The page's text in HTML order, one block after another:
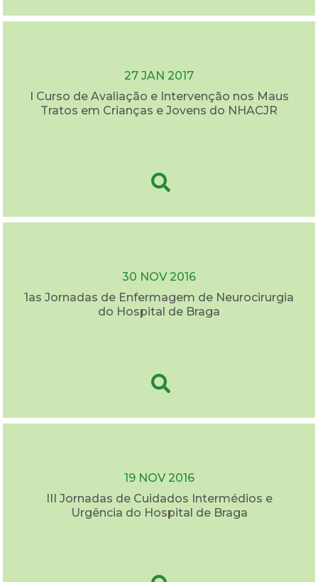
27 JAN 2017
I Curso de Avaliação e Intervenção nos Maus
Tratos em Crianças e Jovens do NHACJR
30 NOV 2016
1as Jornadas de Enfermagem de Neurocirurgia
do Hospital de Braga
19 NOV 2016
III Jornadas de Cuidados Intermédios e
Urgência do Hospital de Braga